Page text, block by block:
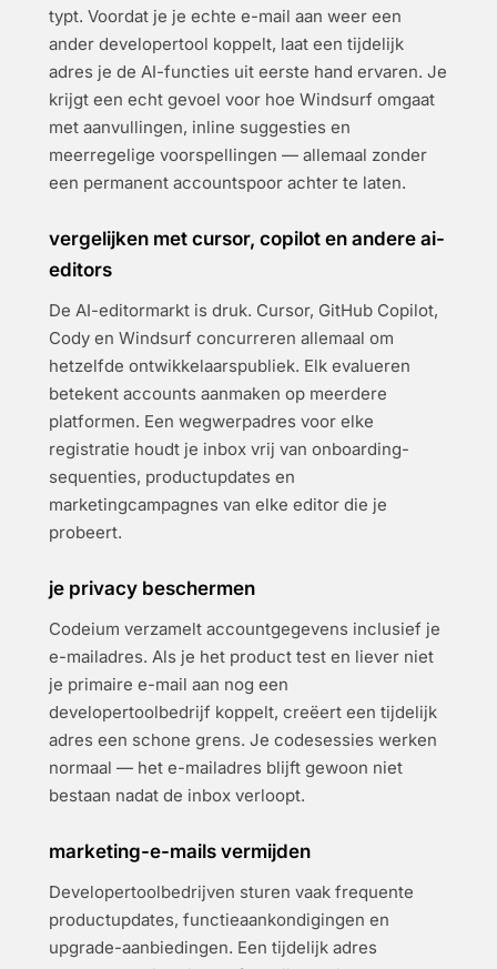
typt. Voordat je je echte e-mail aan weer een
ander developertool koppelt, laat een tijdelijk
adres je de AI-functies uit eerste hand ervaren. Je
krijgt een echt gevoel voor hoe Windsurf omgaat
met aanvullingen, inline suggesties en
meerregelige voorspellingen — allemaal zonder
een permanent accountspoor achter te laten.
vergelijken met cursor, copilot en andere ai-
editors
De AI-editormarkt is druk. Cursor, GitHub Copilot,
Cody en Windsurf concurreren allemaal om
hetzelfde ontwikkelaarspubliek. Elk evalueren
betekent accounts aanmaken op meerdere
platformen. Een wegwerpadres voor elke
registratie houdt je inbox vrij van onboarding-
sequenties, productupdates en
marketingcampagnes van elke editor die je
probeert.
je privacy beschermen
Codeium verzamelt accountgegevens inclusief je
e-mailadres. Als je het product test en liever niet
je primaire e-mail aan nog een
developertoolbedrijf koppelt, creëert een tijdelijk
adres een schone grens. Je codesessies werken
normaal — het e-mailadres blijft gewoon niet
bestaan nadat de inbox verloopt.
marketing-e-mails vermijden
Developertoolbedrijven sturen vaak frequente
productupdates, functieaankondigingen en
upgrade-aanbiedingen. Een tijdelijk adres